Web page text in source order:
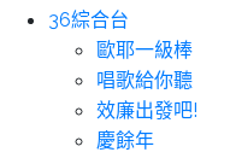
36綜合台
歐耶一級棒
唱歌給你聽
效廉出發吧!
慶餘年